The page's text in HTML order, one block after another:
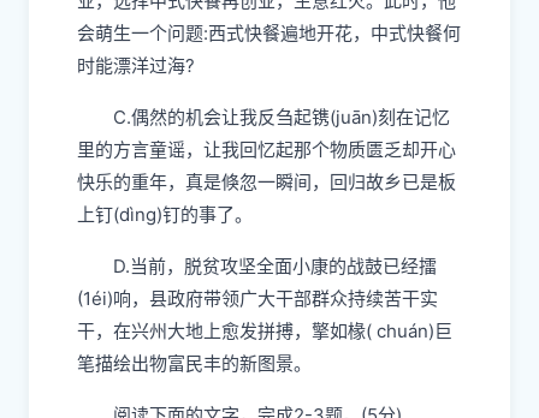
会萌生一个问题:西式快餐遍地开花，中式快餐何
时能漂洋过海?
C.偶然的机会让我反刍起镌(juān)刻在记忆
里的方言童谣，让我回忆起那个物质匮乏却开心
快乐的重年，真是倏忽一瞬间，回归故乡已是板
上钉(dìng)钉的事了。
D.当前，脱贫攻坚全面小康的战鼓已经擂
(1éi)响，县政府带领广大干部群众持续苦干实
干，在兴州大地上愈发拼搏，擎如椽( chuán)巨
笔描绘出物富民丰的新图景。